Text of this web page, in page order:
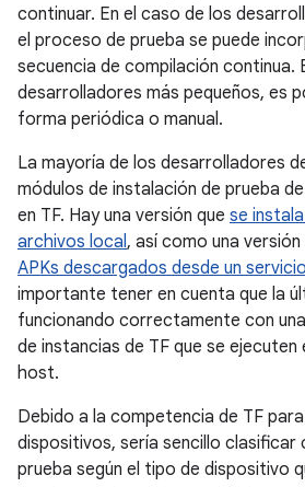
continuar. En el caso de los
el proceso de prueba se puede
secuencia de compilación continua.
desarrolladores más pequeños, es
forma periódica o manual.
La mayoría de los desarrolladores
módulos de instalación de prueba
en TF. Hay una versión que se
archivos local, así como una versión
APKs descargados desde un
importante tener en cuenta que la
funcionando correctamente con
de instancias de TF que se ejecuten
host.
Debido a la competencia de TF
dispositivos, sería sencillo clasificar
prueba según el tipo de dispositivo